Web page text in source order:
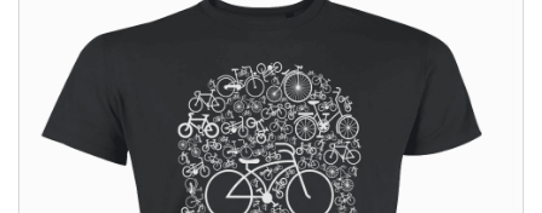
ALTRI PRODOTTI: